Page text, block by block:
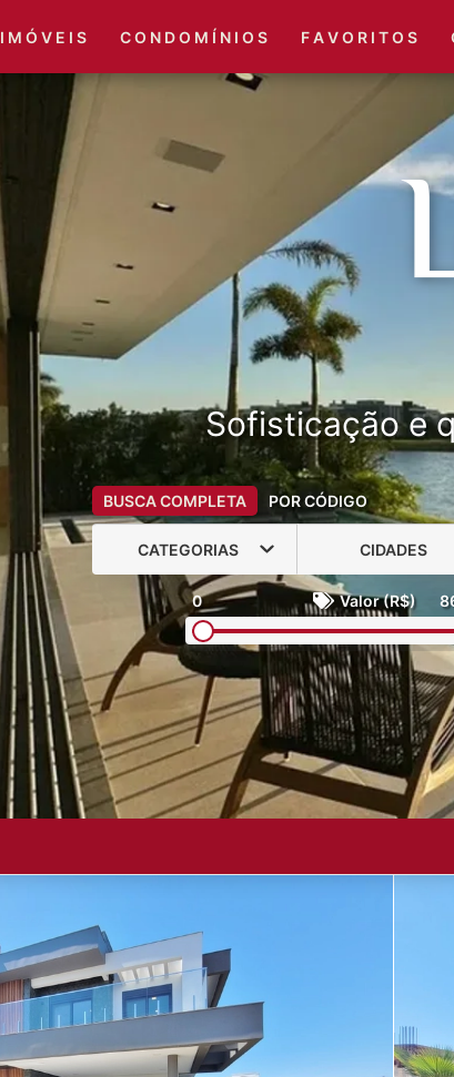
(51)
I M Ó V E I S C O N D O M Í N I O S F A V O R I T O S
Sofisticação e
BUSCA COMPLETA POR CÓDIGO
CATEGORIAS CIDADES
0 Valor (R$)